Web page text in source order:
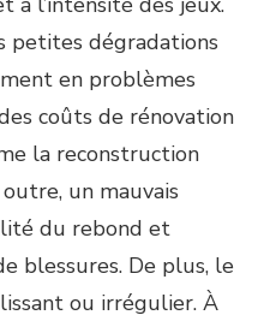
petites dégradations
en problèmes
coûts de rénovation
la reconstruction
un mauvais
du rebond et
blessures. De plus, le
ou irrégulier. À